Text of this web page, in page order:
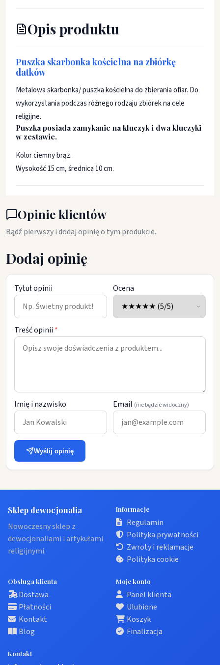
Opis produktu
Puszka skarbonka kościelna na zbiórkę
datków
Metalowa skarbonka/ puszka kościelna do zbierania ofiar. Do
wykorzystania podczas różnego rodzaju zbiórek na cele
religijne.
Puszka posiada zamykanie na kluczyk i dwa kluczyki
w zestawie.
Kolor ciemny brąz.
Wysokość 15 cm, średnica 10 cm.
Opinie klientów
Bądź pierwszy i dodaj opinię o tym produkcie.
Dodaj opinię
Tytuł opinii Ocena
Treść opinii *
Imię i nazwisko Email (nie będzie widoczny)
Wyślij opinię
Sklep dewocjonalia
Nowoczesny sklep z
dewocjonaliami i artykułami
religijnymi.
Informacje
Regulamin
Polityka prywatności
Zwroty i reklamacje
Polityka cookie
Obsługa klienta
Dostawa
Płatności
Kontakt
Blog
Moje konto
Panel klienta
Ulubione
Koszyk
Finalizacja
Kontakt